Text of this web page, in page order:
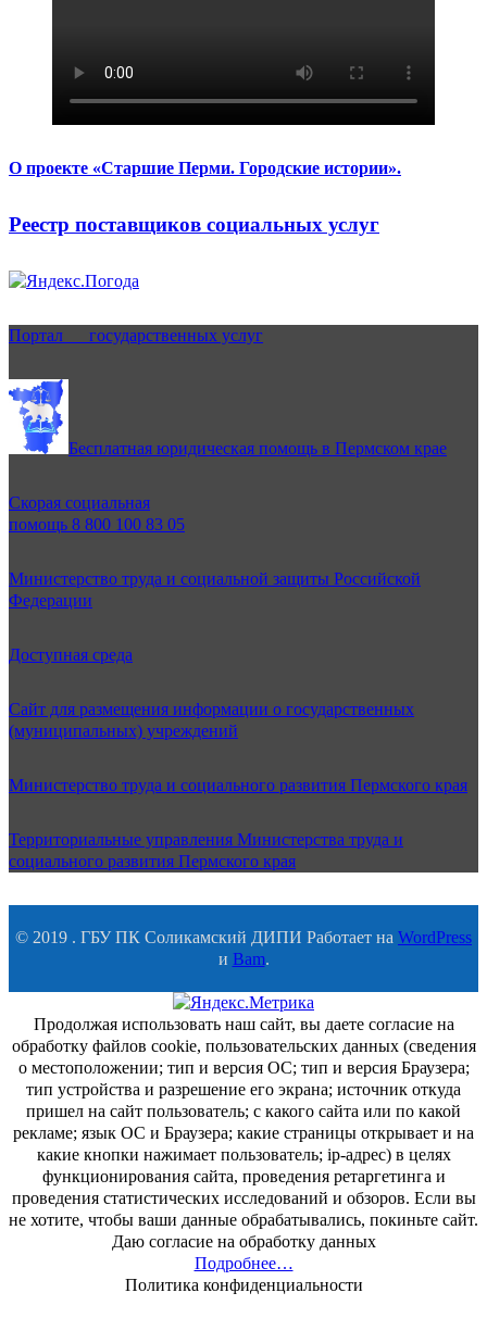
О проекте «Старшие Перми. Городские истории».
Реестр поставщиков социальных услуг
Портал государственных услуг
Бесплатная юридическая помощь в Пермском крае
Скорая социальная
помощь 8 800 100 83 05
Министерство труда и социальной защиты Российской
Федерации
Доступная среда
Сайт для размещения информации о государственных
(муниципальных) учреждений
Министерство труда и социального развития Пермского края
Территориальные управления Министерства труда и
социального развития Пермского края
© 2019 . ГБУ ПК Соликамский ДИПИ Работает на WordPress
и Bam.
Продолжая использовать наш сайт, вы даете согласие на
обработку файлов cookie, пользовательских данных (сведения
о местоположении; тип и версия ОС; тип и версия Браузера;
тип устройства и разрешение его экрана; источник откуда
пришел на сайт пользователь; с какого сайта или по какой
рекламе; язык ОС и Браузера; какие страницы открывает и на
какие кнопки нажимает пользователь; ip-адрес) в целях
функционирования сайта, проведения ретаргетинга и
проведения статистических исследований и обзоров. Если вы
не хотите, чтобы ваши данные обрабатывались, покиньте сайт.
Даю согласие на обработку данных
Подробнее…
Политика конфиденциальности